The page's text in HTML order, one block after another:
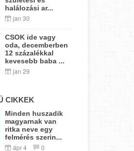
halálozási ar...
jan 30
CSOK ide vagy
oda, decemberben
12 százalékkal
kevesebb baba ...
jan 29
CIKKEK
Minden huszadik
magyarnak van
ritka neve egy
felmérés szerin...
ápr 4 0